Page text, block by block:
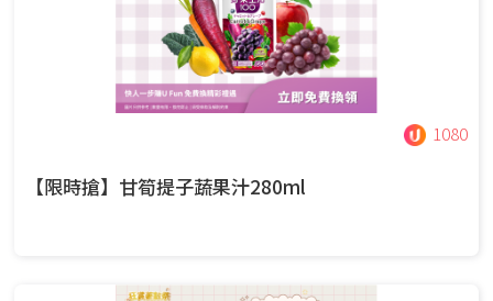
1080
【限時搶】甘筍提子蔬果汁280ml